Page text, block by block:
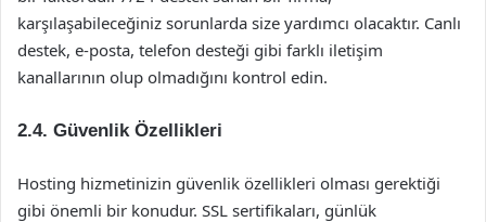
karşılaşabileceğiniz sorunlarda size yardımcı olacaktır. Canlı
destek, e-posta, telefon desteği gibi farklı iletişim
kanallarının olup olmadığını kontrol edin.
2.4. Güvenlik Özellikleri
Hosting hizmetinizin güvenlik özellikleri olması gerektiği
gibi önemli bir konudur. SSL sertifikaları, günlük